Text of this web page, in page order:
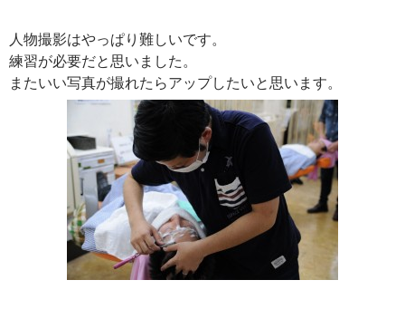
人物撮影はやっぱり難しいです。
練習が必要だと思いました。
またいい写真が撮れたらアップしたいと思います。